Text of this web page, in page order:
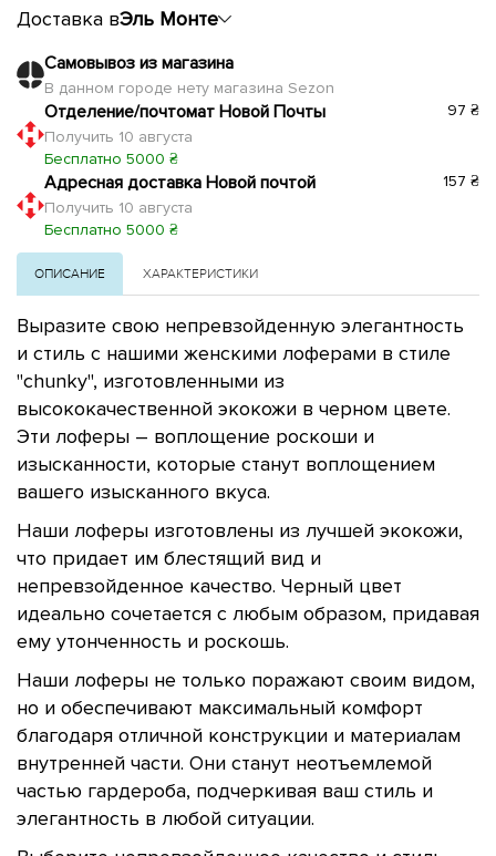
Доставка вЭль Монте
Самовывоз из магазина
В данном городе нету магазина Sezon
Отделение/почтомат Новой Почты
Получить 10 августа
Бесплатно 5000 ₴
97 ₴
Адресная доставка Новой почтой
Получить 10 августа
Бесплатно 5000 ₴
157 ₴
ОПИСАНИЕ ХАРАКТЕРИСТИКИ
Выразите свою непревзойденную элегантность
и стиль с нашими женскими лоферами в стиле
"chunky", изготовленными из
высококачественной экокожи в черном цвете.
Эти лоферы – воплощение роскоши и
изысканности, которые станут воплощением
вашего изысканного вкуса.
Наши лоферы изготовлены из лучшей экокожи,
что придает им блестящий вид и
непревзойденное качество. Черный цвет
идеально сочетается с любым образом, придавая
ему утонченность и роскошь.
Наши лоферы не только поражают своим видом,
но и обеспечивают максимальный комфорт
благодаря отличной конструкции и материалам
внутренней части. Они станут неотъемлемой
частью гардероба, подчеркивая ваш стиль и
элегантность в любой ситуации.